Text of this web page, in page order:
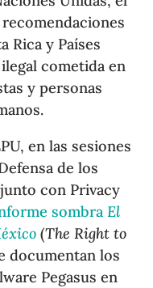
Rica y Países
cometida en
y personas
en las sesiones
de los
con Privacy
sombraEl
(The Right to
documentan los
Pegasus en